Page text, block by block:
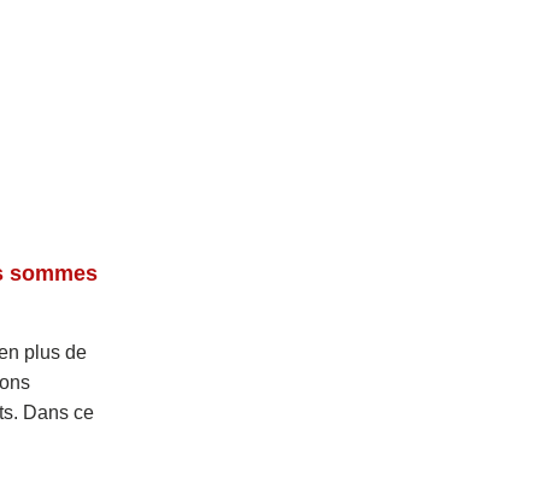
sommes
plus de
Dans ce